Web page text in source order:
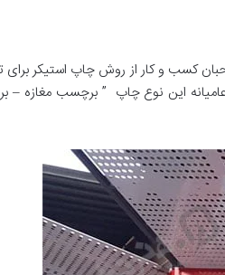
کسب و کار از روش چاپ استیکر برای
این نوع چاپ ” برچسب مغازه –